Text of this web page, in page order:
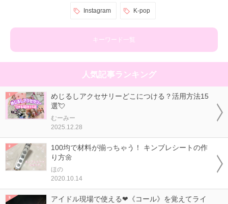
Instagram K-pop
キーワード一覧
人気記事ランキング
めじるしアクセサリーどこにつける？活用方法15
選💘
むーみー
2025.12.28
100均で材料が揃っちゃう！ キンブレシートの作
り方🌼
ほの
2020.10.14
アイドル現場で使える❤《コール》を覚えてライ